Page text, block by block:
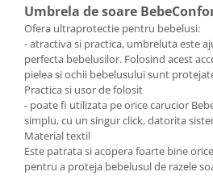
Porti de siguranta
Carusele patut
Costum carnaval copii
Covoare copii
Dulap si cutii depozitare jucarii
Fotolii copii
Lampi de veghe
Umbrela de soare
Ofera ultraprotectie pentru bebelusi:
- atractiva si practica, umbreluta este
perfecta bebelusilor. Folosind acest
pielea si ochii bebelusului sunt
Practica si usor de folosit
- poate fi utilizata pe orice carucior
simplu, cu un singur click, datorita
Material textil
Este patrata si acopera foarte bine
pentru a proteja bebelusul de razele